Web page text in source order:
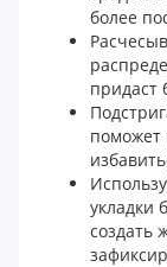
более
придаст
поможет
укладки
создать